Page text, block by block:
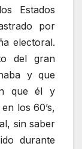
Estados
por
electoral.
del gran
y que
que él y
los 60’s,
sin saber
durante